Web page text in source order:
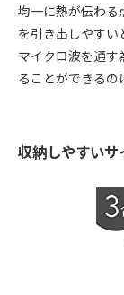
均一に熱が伝わる
を引き出しやす
マイクロ波を通す
ることができるの
収納しやすいサ